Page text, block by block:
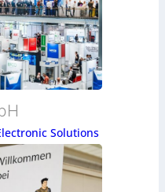
Solutions